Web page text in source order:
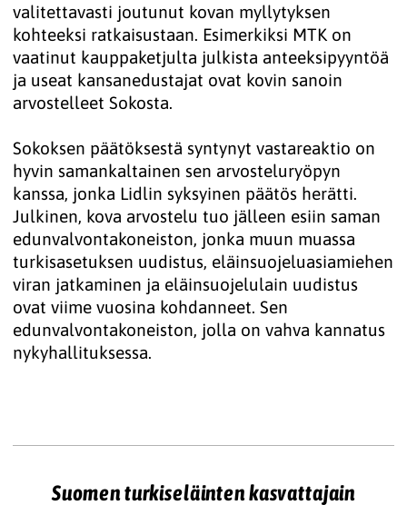
valitettavasti joutunut kovan myllytyksen
kohteeksi ratkaisustaan. Esimerkiksi MTK on
vaatinut kauppaketjulta julkista anteeksipyyntöä
ja useat kansanedustajat ovat kovin sanoin
arvostelleet Sokosta.
Sokoksen päätöksestä syntynyt vastareaktio on
hyvin samankaltainen sen arvosteluryöpyn
kanssa, jonka Lidlin syksyinen päätös herätti.
Julkinen, kova arvostelu tuo jälleen esiin saman
edunvalvontakoneiston, jonka muun muassa
turkisasetuksen uudistus, eläinsuojeluasiamiehen
viran jatkaminen ja eläinsuojelulain uudistus
ovat viime vuosina kohdanneet. Sen
edunvalvontakoneiston, jolla on vahva kannatus
nykyhallituksessa.
Suomen turkiseläinten kasvattajain